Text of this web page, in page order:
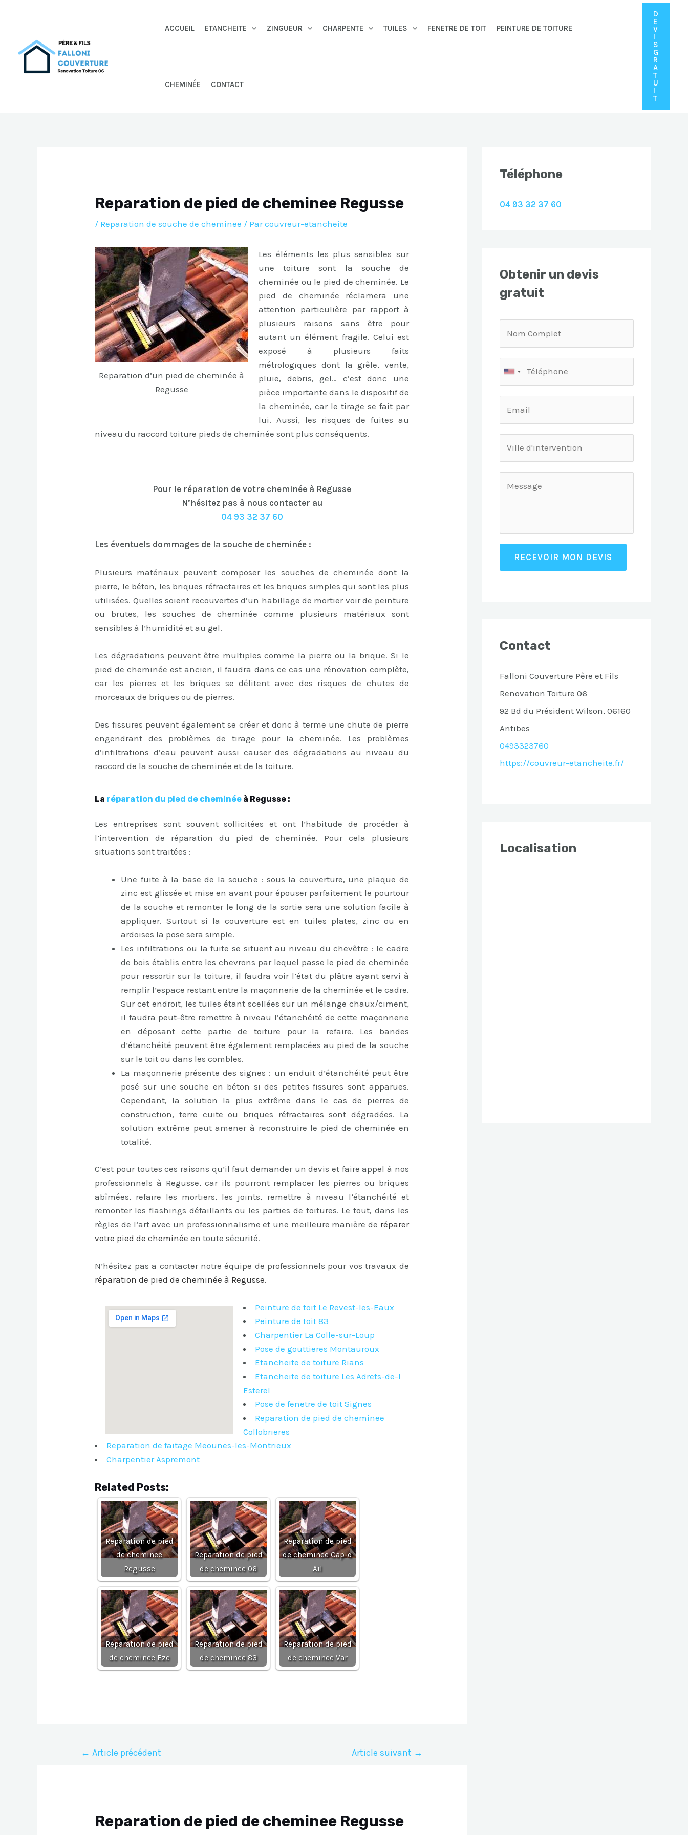
ACCUEIL ETANCHEITE ZINGUEUR CHARPENTE TUILES FENETRE DE TOIT PEINTURE DE TOITURE
CHEMINÉE CONTACT
D
E
V
I
S
G
R
A
T
U
I
T
Reparation de pied de cheminee Regusse
/ Reparation de souche de cheminee / Parcouvreur-etancheite
Reparation d’un pied de cheminée à
Regusse
Les éléments les plus sensibles sur
une toiture sont la souche de
cheminée ou le pied de cheminée. Le
pied de cheminée réclamera une
attention particulière par rapport à
plusieurs raisons sans être pour
autant un élément fragile. Celui est
exposé à plusieurs faits
métrologiques dont la grêle, vente,
pluie, debris, gel… c’est donc une
pièce importante dans le dispositif de
la cheminée, car le tirage se fait par
lui. Aussi, les risques de fuites au
niveau du raccord toiture pieds de cheminée sont plus conséquents.
Pour le réparation de votre cheminée à Regusse
N’hésitez pas à nous contacter au
04 93 32 37 60
Les éventuels dommages de la souche de cheminée :
Plusieurs matériaux peuvent composer les souches de cheminée dont la
pierre, le béton, les briques réfractaires et les briques simples qui sont les plus
utilisées. Quelles soient recouvertes d’un habillage de mortier voir de peinture
ou brutes, les souches de cheminée comme plusieurs matériaux sont
sensibles à l’humidité et au gel.
Les dégradations peuvent être multiples comme la pierre ou la brique. Si le
pied de cheminée est ancien, il faudra dans ce cas une rénovation complète,
car les pierres et les briques se délitent avec des risques de chutes de
morceaux de briques ou de pierres.
Des fissures peuvent également se créer et donc à terme une chute de pierre
engendrant des problèmes de tirage pour la cheminée. Les problèmes
d’infiltrations d’eau peuvent aussi causer des dégradations au niveau du
raccord de la souche de cheminée et de la toiture.
La réparation du pied de cheminée à Regusse :
Les entreprises sont souvent sollicitées et ont l’habitude de procéder à
l’intervention de réparation du pied de cheminée. Pour cela plusieurs
situations sont traitées :
Une fuite à la base de la souche : sous la couverture, une plaque de
zinc est glissée et mise en avant pour épouser parfaitement le pourtour
de la souche et remonter le long de la sortie sera une solution facile à
appliquer. Surtout si la couverture est en tuiles plates, zinc ou en
ardoises la pose sera simple.
Les infiltrations ou la fuite se situent au niveau du chevêtre : le cadre
de bois établis entre les chevrons par lequel passe le pied de cheminée
pour ressortir sur la toiture, il faudra voir l’état du plâtre ayant servi à
remplir l’espace restant entre la maçonnerie de la cheminée et le cadre.
Sur cet endroit, les tuiles étant scellées sur un mélange chaux/ciment,
il faudra peut-être remettre à niveau l’étanchéité de cette maçonnerie
en déposant cette partie de toiture pour la refaire. Les bandes
d’étanchéité peuvent être également remplacées au pied de la souche
sur le toit ou dans les combles.
La maçonnerie présente des signes : un enduit d’étanchéité peut être
posé sur une souche en béton si des petites fissures sont apparues.
Cependant, la solution la plus extrême dans le cas de pierres de
construction, terre cuite ou briques réfractaires sont dégradées. La
solution extrême peut amener à reconstruire le pied de cheminée en
totalité.
C’est pour toutes ces raisons qu’il faut demander un devis et faire appel à nos
professionnels à Regusse, car ils pourront remplacer les pierres ou briques
abîmées, refaire les mortiers, les joints, remettre à niveau l’étanchéité et
remonter les flashings défaillants ou les parties de toitures. Le tout, dans les
règles de l’art avec un professionnalisme et une meilleure manière de réparer
votre pied de cheminée en toute sécurité.
N’hésitez pas a contacter notre équipe de professionnels pour vos travaux de
réparation de pied de cheminée à Regusse.
Peinture de toit Le Revest-les-Eaux
Peinture de toit 83
Charpentier La Colle-sur-Loup
Pose de gouttieres Montauroux
Etancheite de toiture Rians
Etancheite de toiture Les Adrets-de-l
Esterel
Pose de fenetre de toit Signes
Reparation de pied de cheminee
Collobrieres
Reparation de faitage Meounes-les-Montrieux
Charpentier Aspremont
Related Posts:
Reparation de pied
de cheminee
Regusse
Reparation de pied
de cheminee 06
Reparation de pied
de cheminee Cap-d
Ail
Reparation de pied
de cheminee Eze
Reparation de pied
de cheminee 83
Reparation de pied
de cheminee Var
Navigation
← Article précédent Article suivant →
Reparation de pied de cheminee Regusse
Téléphone
04 93 32 37 60
Obtenir un devis
gratuit
RECEVOIR MON DEVIS
Contact
Falloni Couverture Père et Fils
Renovation Toiture 06
92 Bd du Président Wilson, 06160
Antibes
0493323760
https://couvreur-etancheite.fr/
Localisation